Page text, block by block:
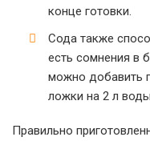
конце готовки.
Сода также
есть сомнения в
можно добавить
ложки на 2 л
Правильно